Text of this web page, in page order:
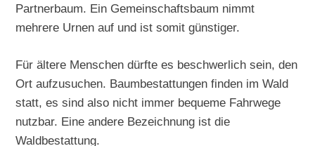
Partnerbaum. Ein Gemeinschaftsbaum nimmt
mehrere Urnen auf und ist somit günstiger.
Für ältere Menschen dürfte es beschwerlich sein, den
Ort aufzusuchen. Baumbestattungen finden im Wald
statt, es sind also nicht immer bequeme Fahrwege
nutzbar. Eine andere Bezeichnung ist die
Waldbestattung.